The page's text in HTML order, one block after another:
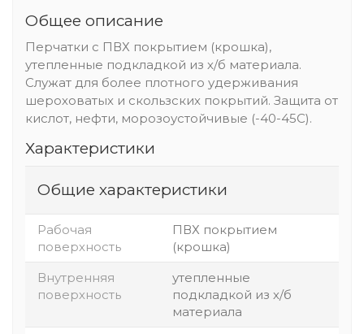
Общее описание
Перчатки с ПВХ покрытием (крошка),
утепленные подкладкой из х/б материала.
Служат для более плотного удерживания
шероховатых и скользских покрытий. Защита от
кислот, нефти, морозоустойчивые (-40-45С).
Характеристики
Общие характеристики
Рабочая
поверхность
ПВХ покрытием
(крошка)
Внутренняя
поверхность
утепленные
подкладкой из х/б
материала